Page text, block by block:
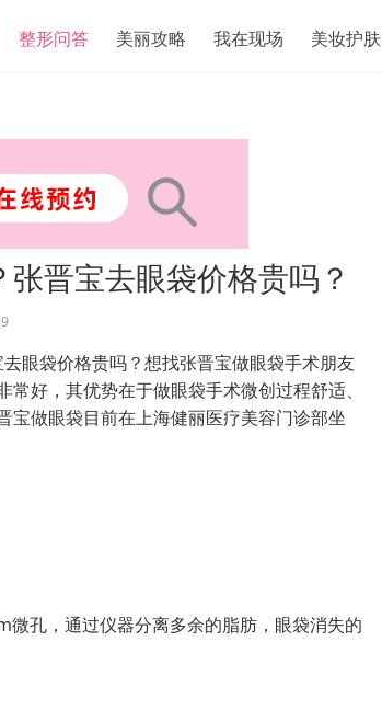
整形问答 美丽攻略 我在现场 美妆护肤
晋宝去眼袋价格贵吗？
眼袋价格贵吗？想找张晋宝做眼袋手术朋友
好，其优势在于做眼袋手术微创过程舒适、
宝做眼袋目前在上海健丽医疗美容门诊部坐
孔，通过仪器分离多余的脂肪，眼袋消失的